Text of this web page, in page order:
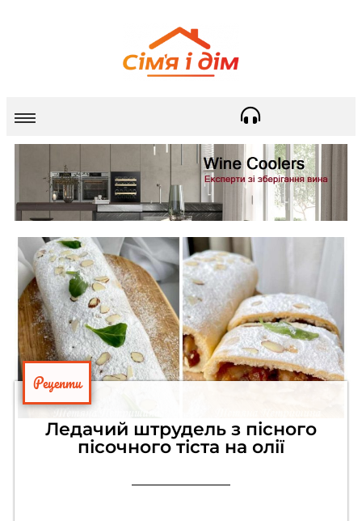
Рецепти
Ледачий штрудель з пісного
пісочного тіста на олії